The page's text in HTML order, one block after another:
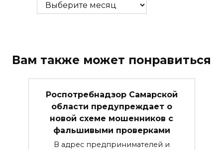
Вам также может понравиться
Роспотребнадзор Самарской
области предупреждает о
новой схеме мошенников с
фальшивыми проверками
В адрес предпринимателей и